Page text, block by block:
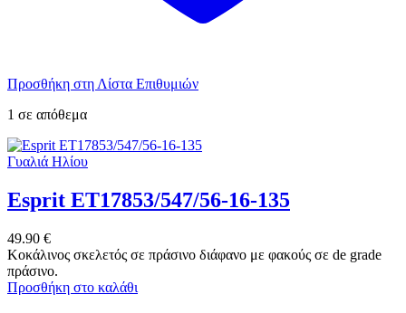
Προσθήκη στη Λίστα Επιθυμιών
1 σε απόθεμα
Γυαλιά Ηλίου
Esprit ET17853/547/56-16-135
49.90 €
Κοκάλινος σκελετός σε πράσινο διάφανο με φακούς σε de grade
πράσινο.
Προσθήκη στο καλάθι